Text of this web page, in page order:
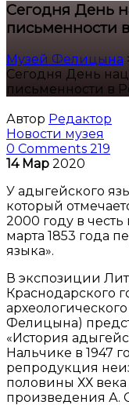
Сегодня День
письменности
Музей Фелицына
Сегодня День
письменности в
Автор Редактор
Новости музея
0 Comments 219
14 Мар 2020
У адыгейского
который
2000 году в честь
марта 1853 года
языка».
В экспозиции
Краснодарского
Фелицына)
«История
Нальчике в 1947
репродукция
половины ХХ
произведения А.